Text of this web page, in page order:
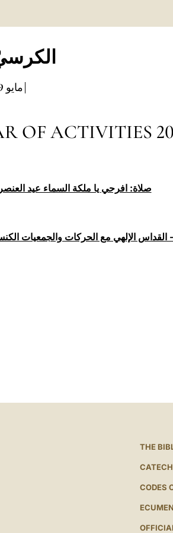
مايو
صلاة: افرحي يا ملكة السماء عيد العنصرة 19 مايو / أيار
THE
CODES